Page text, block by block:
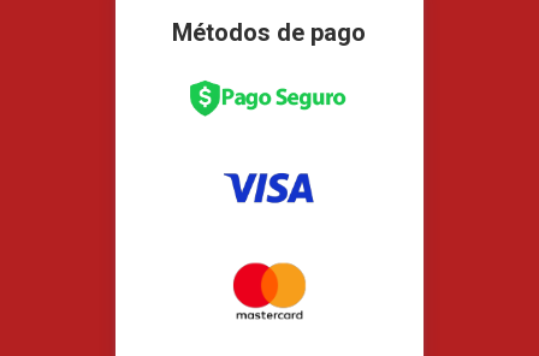
Métodos de pago